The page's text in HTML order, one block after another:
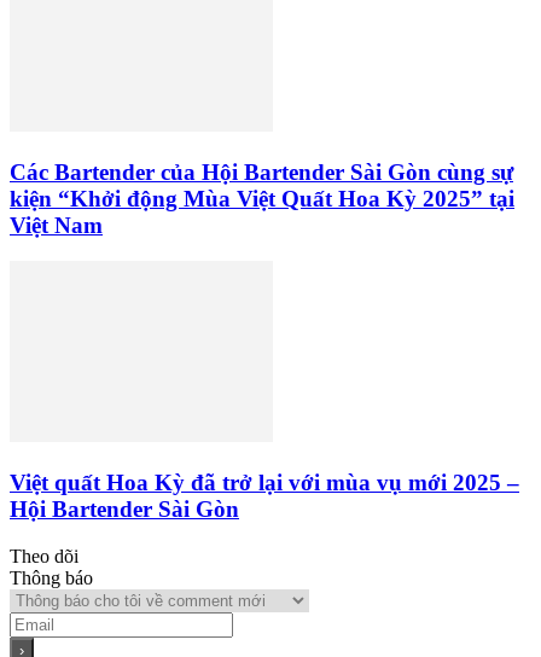
Các Bartender của Hội Bartender Sài Gòn cùng sự
kiện “Khởi động Mùa Việt Quất Hoa Kỳ 2025” tại
Việt Nam
Việt quất Hoa Kỳ đã trở lại với mùa vụ mới 2025 –
Hội Bartender Sài Gòn
Theo dõi
Thông báo